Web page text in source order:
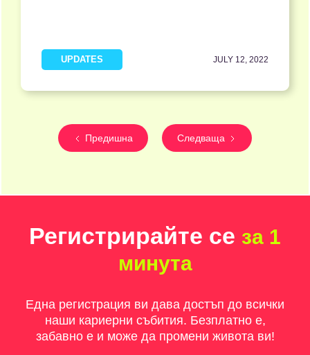
UPDATES JULY 12, 2022
Предишна Следваща
Регистрирайте се за 1
минута
Една регистрация ви дава достъп до всички
наши кариерни събития. Безплатно е,
забавно е и може да промени живота ви!